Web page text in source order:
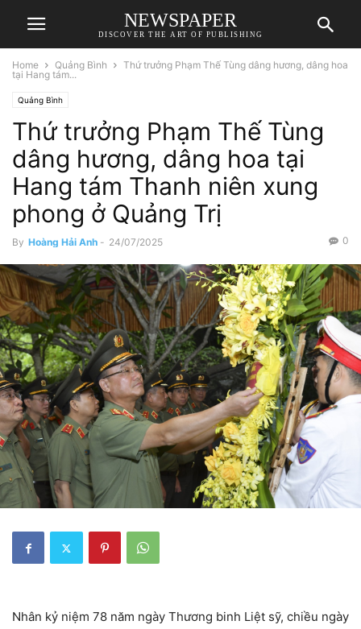
NEWSPAPER
DISCOVER THE ART OF PUBLISHING
Home Quảng Bình
Thứ trưởng Phạm Thế Tùng dâng hương, dâng hoa
tại Hang tám...
Quảng Bình
Thứ trưởng Phạm Thế Tùng
dâng hương, dâng hoa tại
Hang tám Thanh niên xung
phong ở Quảng Trị
By Hoàng Hải Anh - 24/07/2025 0
Nhân kỷ niệm 78 năm ngày Thương binh Liệt sỹ, chiều ngày